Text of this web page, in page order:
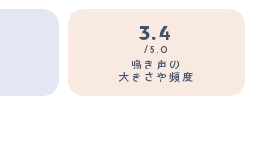
3.4
/5.0
鳴き声の
大きさや頻度